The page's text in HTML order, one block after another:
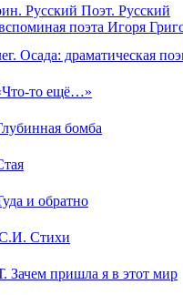
Русский Поэт. Русский
поэта Игоря
Осада: драматическая
то ещё…»
бомба
и обратно
Стихи
Зачем пришла я в этот мир